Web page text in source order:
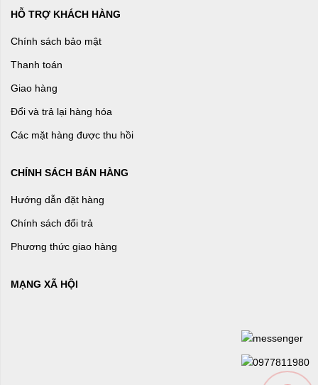
HỖ TRỢ KHÁCH HÀNG
Chính sách bảo mật
Thanh toán
Giao hàng
Đổi và trả lại hàng hóa
Các mặt hàng được thu hồi
CHÍNH SÁCH BÁN HÀNG
Hướng dẫn đặt hàng
Chính sách đổi trả
Phương thức giao hàng
MẠNG XÃ HỘI